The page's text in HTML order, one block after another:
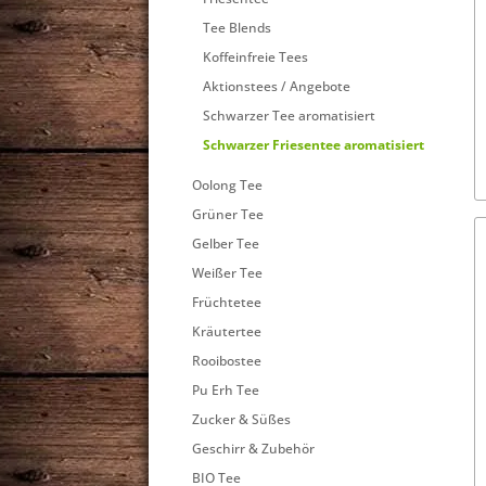
Tee Blends
Koffeinfreie Tees
Aktionstees / Angebote
Schwarzer Tee aromatisiert
Schwarzer Friesentee aromatisiert
Oolong Tee
Grüner Tee
Gelber Tee
Weißer Tee
Früchtetee
Kräutertee
Rooibostee
Pu Erh Tee
Zucker & Süßes
Geschirr & Zubehör
BIO Tee